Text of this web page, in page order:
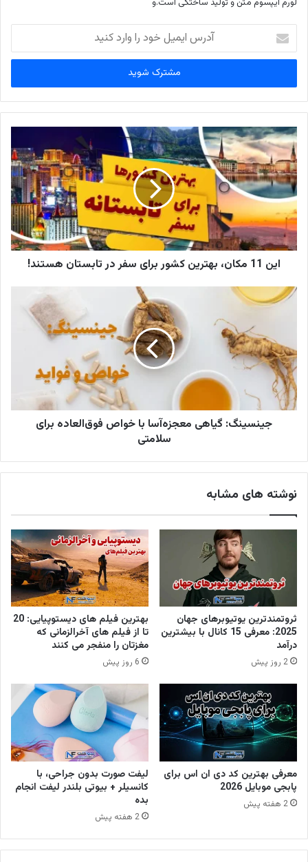
ایمیل
خود
وارد
کنید
این 11 مکان، بهترین کشور برای سفر در تابستان هستند!
جینسینگ: گیاهی معجزه‌آسا با خواص فوق‌العاده برای
سلامتی
نوشته های مشابه
ثروتمندترین یوتیوبرهای جهان
2025: معرفی 15 کانال با بیشترین
درآمد
2 روز پیش
بهترین فیلم های دیستوپیایی: 20
تا از فیلم های آخرالزمانی که
مغزتان را منفجر می کنند
6 روز پیش
معرفی بهترین کد دی ان اس برای
پابجی موبایل 2026
2 هفته پیش
لیفت صورت بدون جراحی، با
کانسیلر + بیوتی بلندر لیفت انجام
بده
2 هفته پیش